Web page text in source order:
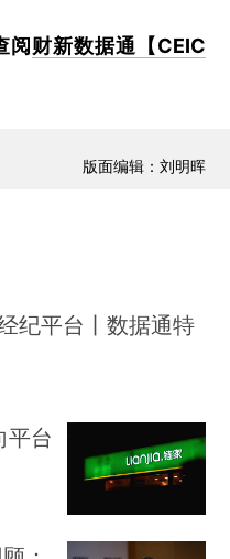
阅 财新数据通【CEIC
版面编辑：刘明晖
纪平台丨数据通特
平台